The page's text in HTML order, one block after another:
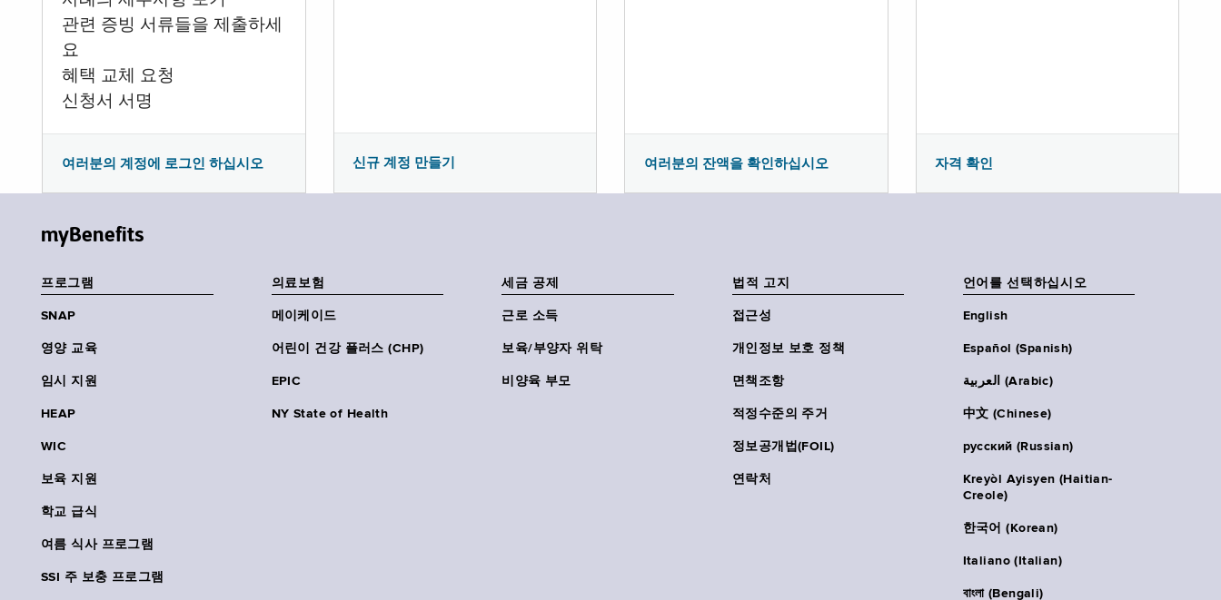
관련 증빙 서류들을 제출하세
요
혜택 교체 요청
신청서 서명
여러분의 계정에 로그인 하십시오 신규 계정 만들기 여러분의 잔액을 확인하십시오 자격 확인
myBenefits
프로그램
SNAP
영양 교육
임시 지원
HEAP
WIC
보육 지원
학교 급식
여름 식사 프로그램
SSI 주 보충 프로그램
의료보험
메이케이드
어린이 건강 플러스 (CHP)
EPIC
NY State of Health
세금 공제
근로 소득
보육/부양자 위탁
비양육 부모
법적 고지
접근성
개인정보 보호 정책
면책조항
적정수준의 주거
정보공개법(FOIL)
연락처
언어를 선택하십시오
English
Español (Spanish)
العربية (Arabic)
中文 (Chinese)
русский (Russian)
Kreyòl Ayisyen (Haitian-
Creole)
한국어 (Korean)
Italiano (Italian)
বাংলা (Bengali)